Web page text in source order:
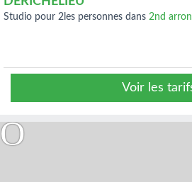
studio pour 2les personnes dans 2nd
Voir les